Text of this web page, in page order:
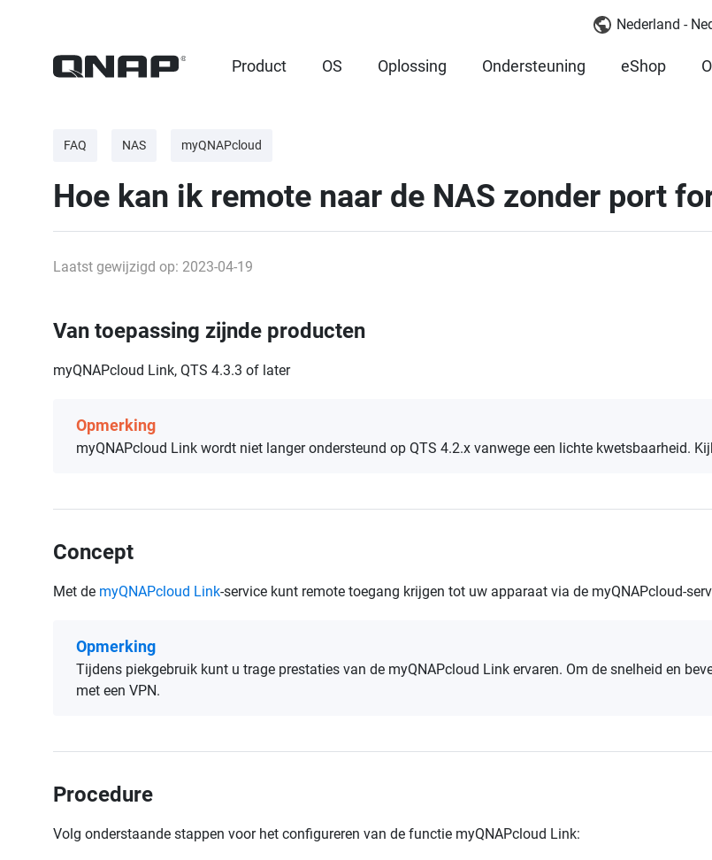
Nederland -
Product OS Oplossing Ondersteuning eShop
FAQ NAS myQNAPcloud
Hoe kan ik remote naar de NAS zonder port
Laatst gewijzigd op: 2023-04-19
Van toepassing zijnde producten
myQNAPcloud Link, QTS 4.3.3 of later
Opmerking
myQNAPcloud Link wordt niet langer ondersteund op QTS 4.2.x vanwege een lichte kwetsbaarheid.
Concept
Met de myQNAPcloud Link-service kunt remote toegang krijgen tot uw apparaat via de myQNAPcloud-
Opmerking
Tijdens piekgebruik kunt u trage prestaties van de myQNAPcloud Link ervaren. Om de snelheid en
met een VPN.
Procedure
Volg onderstaande stappen voor het configureren van de functie myQNAPcloud Link: